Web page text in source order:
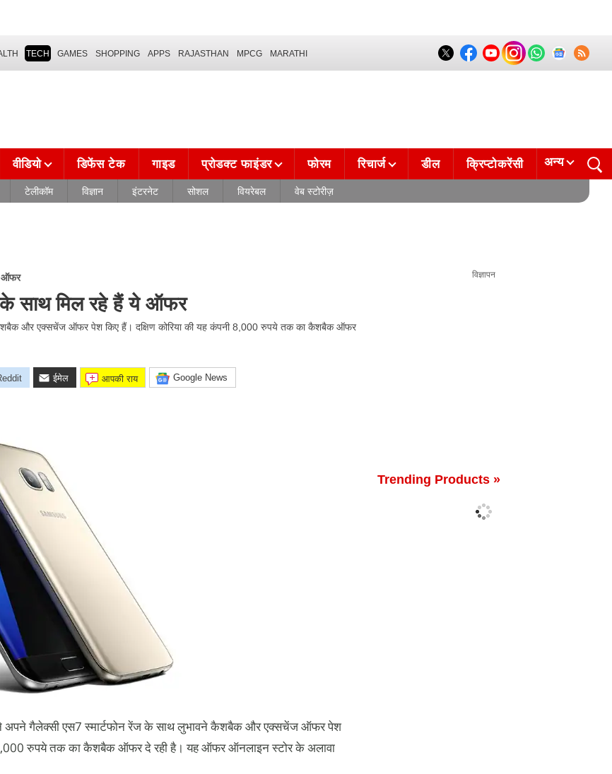
TECH GAMES SHOPPING APPS RAJASTHAN MPCG MARATHI
वीडियो डिफेंस टेक गाइड प्रोडक्ट फाइंडर फोरम रिचार्ज डील क्रिप्टोकरेंसी अन्य
टेलीकॉम विज्ञान इंटरनेट सोशल वियरेबल वेब स्टोरीज़
ऑफर
साथ मिल रहे हैं ये ऑफर
और एक्सचेंज ऑफर पेश किए हैं। दक्षिण कोरिया की यह कंपनी 8,000 रुपये तक का कैशबैक ऑफर
ईमेल आपकी राय Google News
अपने गैलेक्सी एस7 स्मार्टफोन रेंज के साथ लुभावने कैशबैक और एक्सचेंज ऑफर पेश
8,000 रुपये तक का कैशबैक ऑफर दे रही है। यह ऑफर ऑनलाइन स्टोर के अलावा
विज्ञापन
Trending Products »